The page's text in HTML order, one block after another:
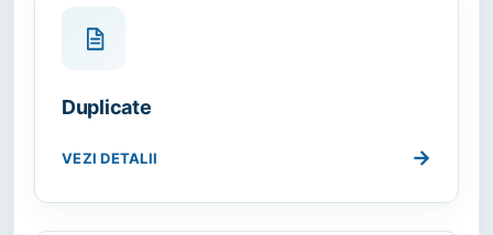
Duplicate
VEZI DETALII →